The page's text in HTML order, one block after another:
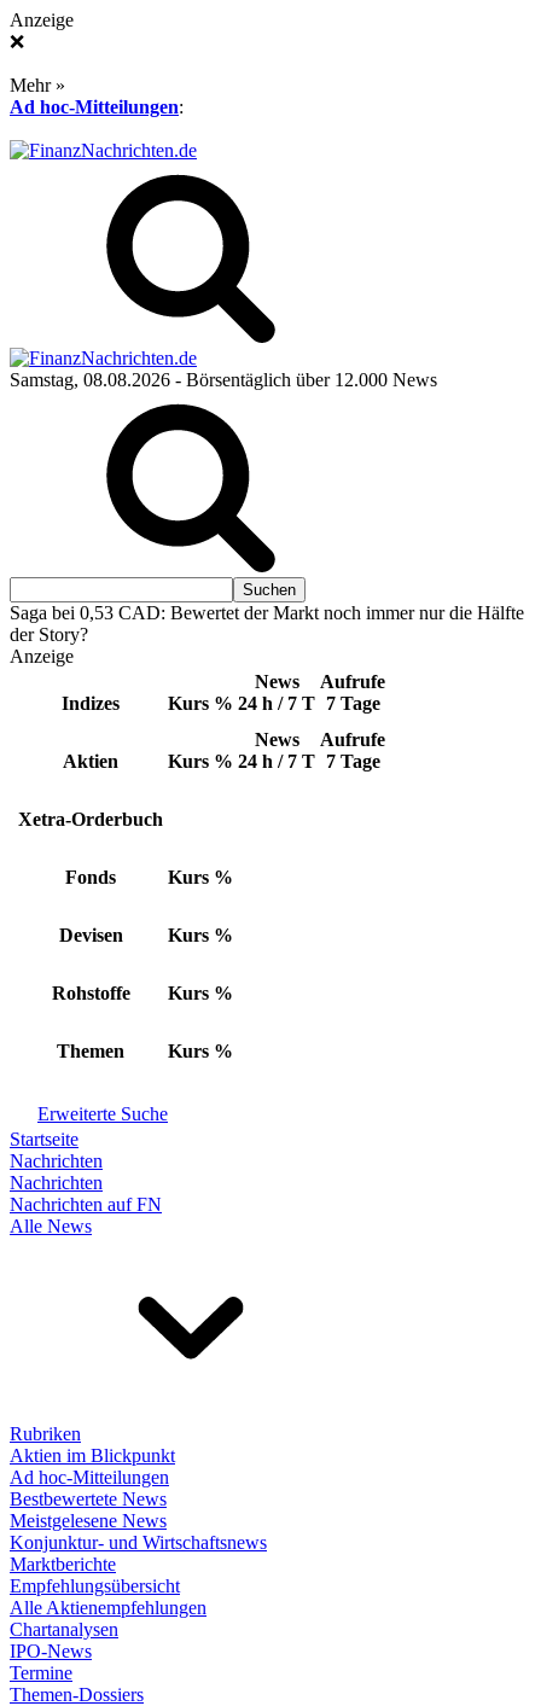
Anzeige
❌
Mehr »
Ad hoc-Mitteilungen:
Samstag, 08.08.2026 - Börsentäglich über 12.000 News
Saga bei 0,53 CAD: Bewertet der Markt noch immer nur die Hälfte
der Story?
Anzeige
Indizes Kurs %
News
24 h / 7 T
Aufrufe
7 Tage
Aktien Kurs %
News
24 h / 7 T
Aufrufe
7 Tage
Xetra-Orderbuch
Fonds Kurs %
Devisen Kurs %
Rohstoffe Kurs %
Themen Kurs %
Erweiterte Suche
Startseite
Nachrichten
Nachrichten
Nachrichten auf FN
Alle News
Rubriken
Aktien im Blickpunkt
Ad hoc-Mitteilungen
Bestbewertete News
Meistgelesene News
Konjunktur- und Wirtschaftsnews
Marktberichte
Empfehlungsübersicht
Alle Aktienempfehlungen
Chartanalysen
IPO-News
Termine
Themen-Dossiers